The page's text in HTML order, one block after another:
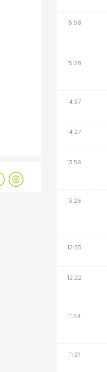
15:58
15:28
14:57
14:27
13:56
13:26
12:55
12:22
11:54
11:21